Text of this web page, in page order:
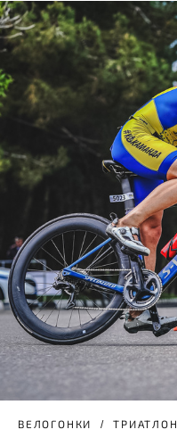
ВЕЛОГОНКИ ТРИАТЛОН